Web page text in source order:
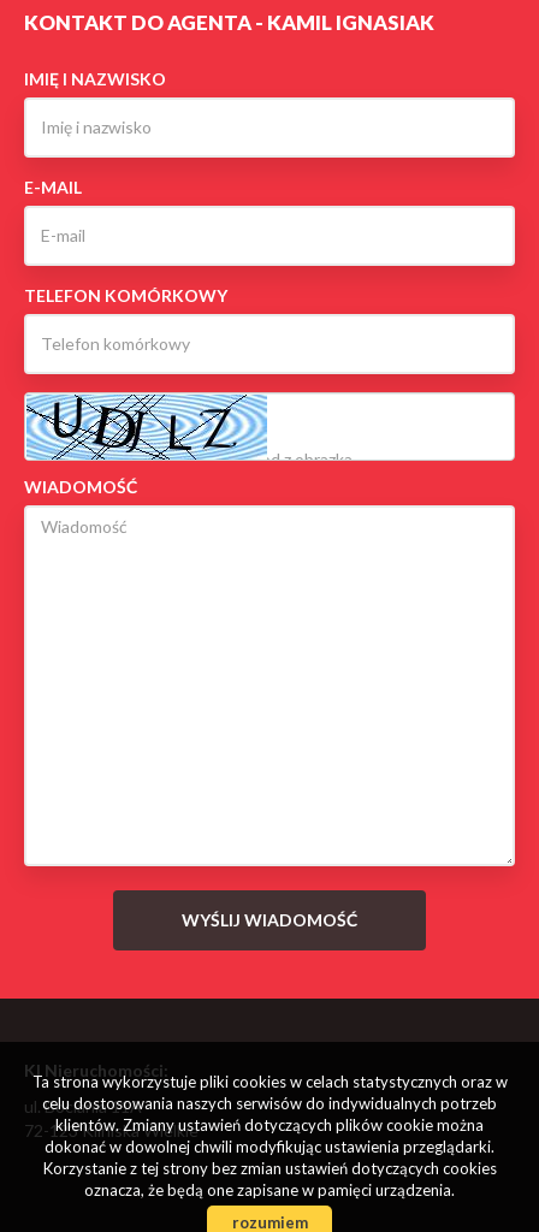
KONTAKT DO AGENTA - KAMIL IGNASIAK
IMIĘ I NAZWISKO
E-MAIL
TELEFON KOMÓRKOWY
WIADOMOŚĆ
KI Nieruchomości:
ul. Bociania 11A
72-123 Kliniska Wielkie
Ta strona wykorzystuje pliki cookies w celach statystycznych oraz w
celu dostosowania naszych serwisów do indywidualnych potrzeb
klientów. Zmiany ustawień dotyczących plików cookie można
dokonać w dowolnej chwili modyfikując ustawienia przeglądarki.
Korzystanie z tej strony bez zmian ustawień dotyczących cookies
oznacza, że będą one zapisane w pamięci urządzenia.
rozumiem